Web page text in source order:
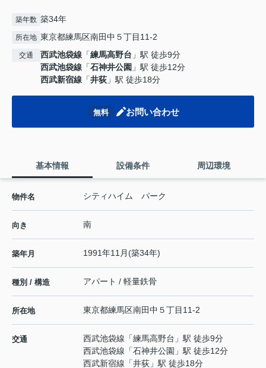
築年数 築34年
所在地 東京都練馬区南田中５丁目11-2
交通 西武池袋線 「練馬高野台 」駅 徒歩9分
西武池袋線 「石神井公園 」駅 徒歩12分
西武新宿線 「井荻 」駅 徒歩18分
無料 お問い合わせ
基本情報 設備条件 周辺環境
物件名 シティハイム パーク
向き 南
築年月 1991年11月(築34年)
種別 / 構造 アパート / 軽量鉄骨
所在地 東京都練馬区南田中 ５丁目11-2
交通 西武池袋線 「練馬高野台 」駅 徒歩9分
西武池袋線 「石神井公園 」駅 徒歩12分
西武新宿線 「井荻 」駅 徒歩18分